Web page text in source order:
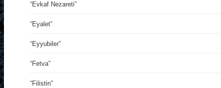
“Evkaf Nezareti”
“Eyalet”
“Eyyubiler”
“Fetva”
“Filistin”